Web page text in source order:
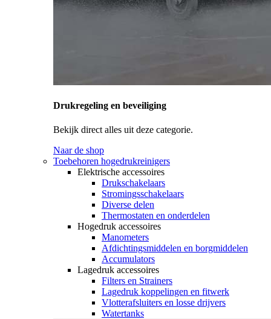
Drukregeling en beveiliging
Bekijk direct alles uit deze categorie.
Naar de shop
Toebehoren hogedrukreinigers
Elektrische accessoires
Drukschakelaars
Stromingsschakelaars
Diverse delen
Thermostaten en onderdelen
Hogedruk accessoires
Manometers
Afdichtingsmiddelen en borgmiddelen
Accumulators
Lagedruk accessoires
Filters en Strainers
Lagedruk koppelingen en fitwerk
Vlotterafsluiters en losse drijvers
Watertanks